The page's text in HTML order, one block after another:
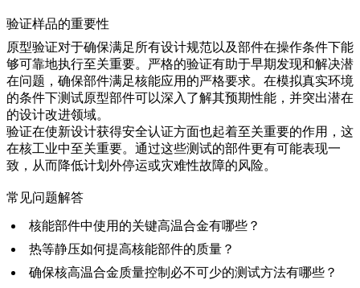
验证样品的重要性
原型验证对于确保满足所有设计规范以及部件在操作条件下能
够可靠地执行至关重要。严格的验证有助于早期发现和解决潜
在问题，确保部件满足核能应用的严格要求。在模拟真实环境
的条件下测试原型部件可以深入了解其预期性能，并突出潜在
的设计改进领域。
验证在使新设计获得安全认证方面也起着至关重要的作用，这
在核工业中至关重要。通过这些测试的部件更有可能表现一
致，从而降低计划外停运或灾难性故障的风险。
常见问题解答
核能部件中使用的关键高温合金有哪些？
热等静压如何提高核能部件的质量？
确保核高温合金质量控制必不可少的测试方法有哪些？